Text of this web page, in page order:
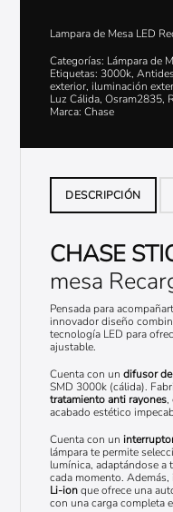
Lampara de Mesa LED
Categorías: Lámpara de
Etiquetas: 3000k,
exterior, iluminación
Luz Cálida,Osram2835,
Marca:Chase
DESCRIPCIÓN
CHASE
mesa
Pensada para
innovador diseño
tecnología LED para
ajustable.
Cuenta con undifusor
SMD 3000k (cálida).
tratamiento anti rayones,
acabado estético
Cuenta con un
lámpara te permite
lumínica, adaptándose a
cada momento.
Li-ionque ofrece una
con una carga completa